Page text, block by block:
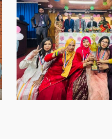
গৌরবের মুহূর্ত
গৌরবের মুহূর্ত